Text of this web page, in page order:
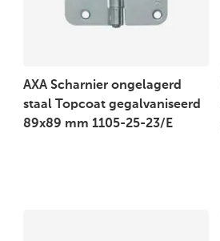
AXA Scharnier ongelagerd
staal Topcoat gegalvaniseerd
89x89 mm 1105-25-23/E